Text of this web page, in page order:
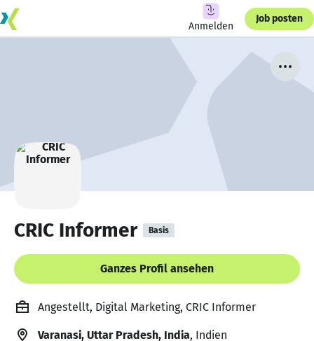
Anmelden
Job posten
CRIC Informer Basis
Ganzes Profil ansehen
Angestellt, Digital Marketing, CRIC Informer
Varanasi, Uttar Pradesh, India, Indien